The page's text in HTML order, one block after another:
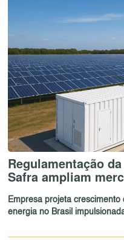
Regulamentação
Safra ampliam
Empresa projeta
energia no Brasil